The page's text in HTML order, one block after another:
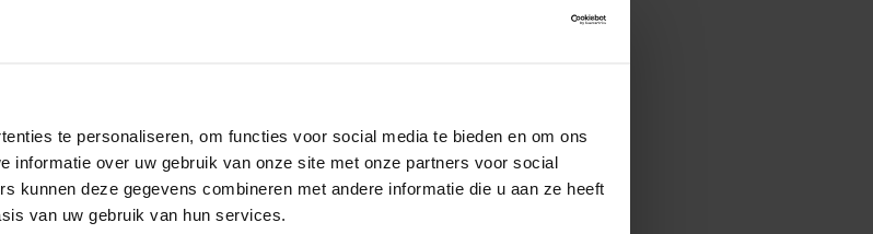
te personaliseren, om functies voor social media te bieden en om ons
informatie over uw gebruik van onze site met onze partners voor social
kunnen deze gegevens combineren met andere informatie die u aan ze heeft
van uw gebruik van hun services.